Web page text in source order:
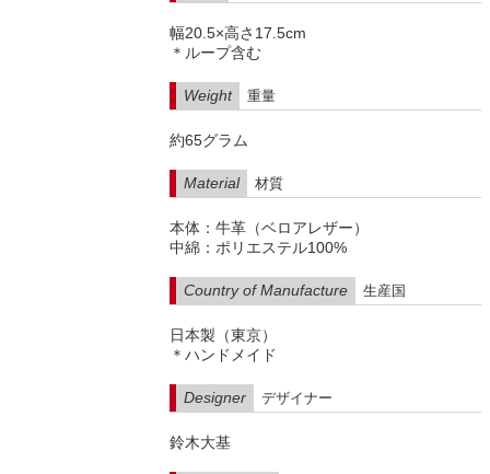
幅20.5×高さ17.5cm
＊ループ含む
Weight 重量
約65グラム
Material 材質
本体：牛革（ベロアレザー）
中綿：ポリエステル100%
Country of Manufacture 生産国
日本製（東京）
＊ハンドメイド
Designer デザイナー
鈴木大基